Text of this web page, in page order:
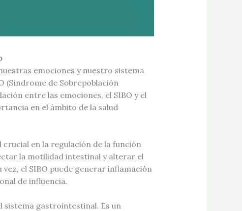
emociones y nuestro sistema
de Sobrepoblación
entre las emociones, el SIBO y el
en el ámbito de la salud
en la regulación de la función
la motilidad intestinal y alterar el
el SIBO puede generar inflamación
de influencia.
sistema gastrointestinal. Es un